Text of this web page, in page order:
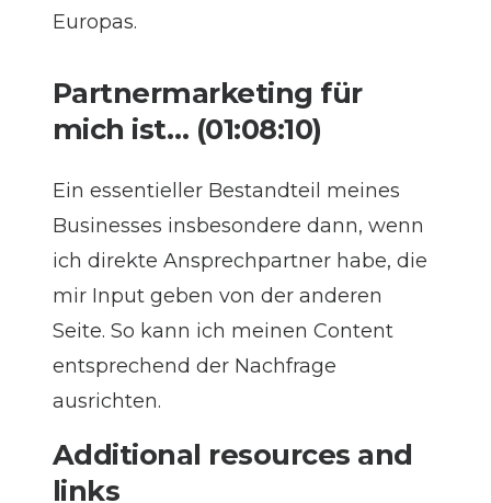
Europas.
Partnermarketing für
mich ist… (01:08:10)
Ein essentieller Bestandteil meines
Businesses insbesondere dann, wenn
ich direkte Ansprechpartner habe, die
mir Input geben von der anderen
Seite. So kann ich meinen Content
entsprechend der Nachfrage
ausrichten.
Additional resources and
links